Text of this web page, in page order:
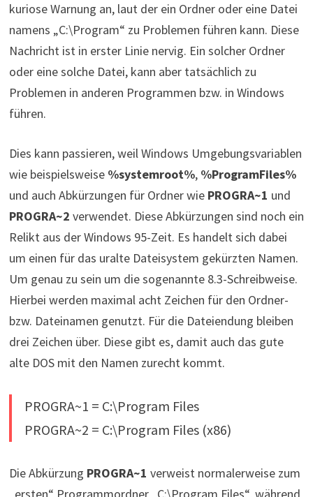
kuriose Warnung an, laut der ein Ordner oder eine Datei
namens „C:\Program“ zu Problemen führen kann. Diese
Nachricht ist in erster Linie nervig. Ein solcher Ordner
oder eine solche Datei, kann aber tatsächlich zu
Problemen in anderen Programmen bzw. in Windows
führen.
Dies kann passieren, weil Windows Umgebungsvariablen
wie beispielsweise %systemroot%, %ProgramFiles%
und auch Abkürzungen für Ordner wiePROGRA~1 und
PROGRA~2 verwendet. Diese Abkürzungen sind noch ein
Relikt aus der Windows 95-Zeit. Es handelt sich dabei
um einen für das uralte Dateisystem gekürzten Namen.
Um genau zu sein um die sogenannte 8.3-Schreibweise.
Hierbei werden maximal acht Zeichen für den Ordner-
bzw. Dateinamen genutzt. Für die Dateiendung bleiben
drei Zeichen über. Diese gibt es, damit auch das gute
alte DOS mit den Namen zurecht kommt.
PROGRA~1 = C:\Program Files
PROGRA~2 = C:\Program Files (x86)
Die Abkürzung PROGRA~1 verweist normalerweise zum